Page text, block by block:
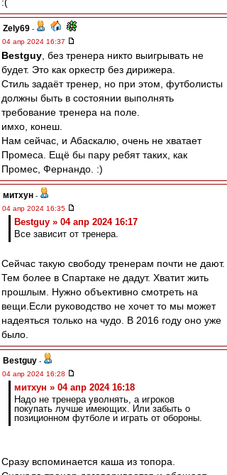
Zely69 -
04 апр 2024 16:37
Bestguy , без тренера никто выигрывать не
будет. Это как оркестр без дирижера.
Стиль задаёт тренер, но при этом, футболисты
должны быть в состоянии выполнять
требование тренера на поле.
имхо, конеш.
Нам сейчас, и Абаскалю, очень не хватает
Промеса. Ещё бы пару ребят таких, как
Промес, Фернандо. :)
митхун -
04 апр 2024 16:35
Bestguy » 04 апр 2024 16:17
Все зависит от тренера.
Сейчас такую свободу тренерам почти не дают.
Тем более в Спартаке не дадут. Хватит жить
прошлым. Нужно объективно смотреть на
вещи.Если руководство не хочет то мы может
надеяться только на чудо. В 2016 году оно уже
было.
Bestguy -
04 апр 2024 16:28
митхун » 04 апр 2024 16:18
Надо не тренера уволнять, а игроков
покупать лучше имеющих. Или забыть о
позиционном футболе и играть от обороны.
Сразу вспоминается каша из топора.